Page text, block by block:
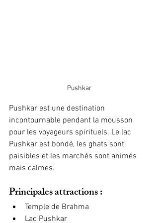
Pushkar
Pushkar est une destination
incontournable pendant la mousson
pour les voyageurs spirituels. Le lac
Pushkar est bondé, les ghats sont
paisibles et les marchés sont animés
mais calmes.
Principales attractions :
Temple de Brahma
Lac Pushkar